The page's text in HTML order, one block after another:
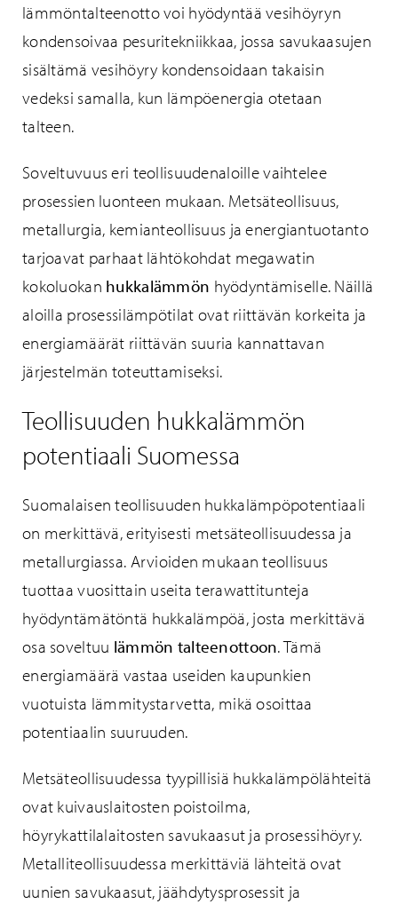
lämmöntalteenotto voi hyödyntää vesihöyryn
kondensoivaa pesuritekniikkaa, jossa savukaasujen
sisältämä vesihöyry kondensoidaan takaisin
vedeksi samalla, kun lämpöenergia otetaan
talteen.
Soveltuvuus eri teollisuudenaloille vaihtelee
prosessien luonteen mukaan. Metsäteollisuus,
metallurgia, kemianteollisuus ja energiantuotanto
tarjoavat parhaat lähtökohdat megawatin
kokoluokan hukkalämmön hyödyntämiselle. Näillä
aloilla prosessilämpötilat ovat riittävän korkeita ja
energiamäärät riittävän suuria kannattavan
järjestelmän toteuttamiseksi.
Teollisuuden hukkalämmön
potentiaali Suomessa
Suomalaisen teollisuuden hukkalämpöpotentiaali
on merkittävä, erityisesti metsäteollisuudessa ja
metallurgiassa. Arvioiden mukaan teollisuus
tuottaa vuosittain useita terawattitunteja
hyödyntämätöntä hukkalämpöä, josta merkittävä
osa soveltuu lämmön talteenottoon. Tämä
energiamäärä vastaa useiden kaupunkien
vuotuista lämmitystarvetta, mikä osoittaa
potentiaalin suuruuden.
Metsäteollisuudessa tyypillisiä hukkalämpölähteitä
ovat kuivauslaitosten poistoilma,
höyrykattilalaitosten savukaasut ja prosessihöyry.
Metalliteollisuudessa merkittäviä lähteitä ovat
uunien savukaasut, jäähdytysprosessit ja